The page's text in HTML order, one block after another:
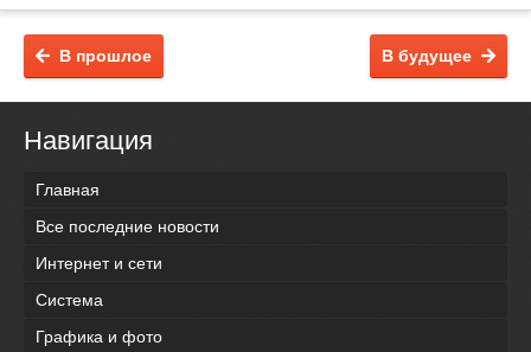
В будущее
В прошлое
Навигация
Главная
Все последние новости
Интернет и сети
Система
Графика и фото